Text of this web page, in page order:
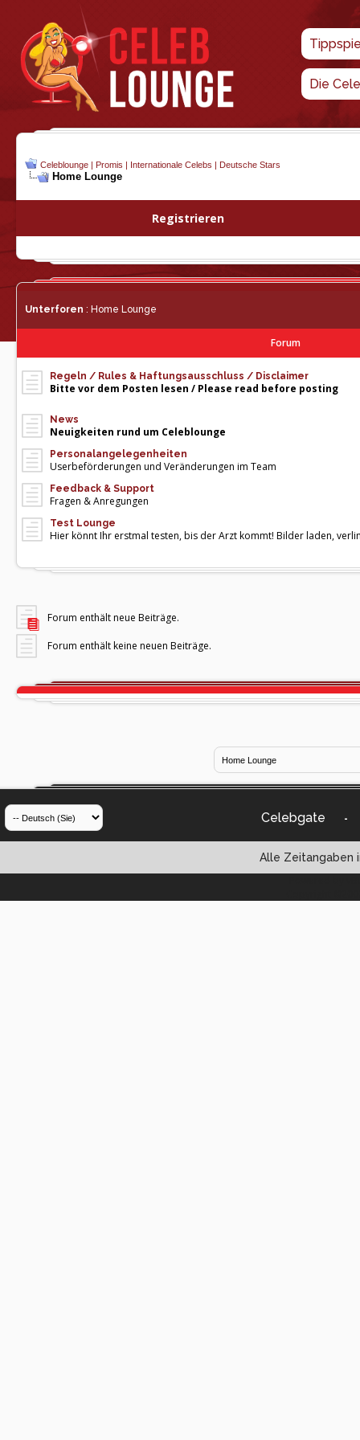
Die
Celeblounge | Promis | Internationale Celebs | Deutsche Stars
Home Lounge
Registrieren
Unterforen : Home Lounge
Forum
Regeln / Rules & Haftungsausschluss / Disclaimer
Bitte vor dem Posten lesen / Please read before posting
News
Neuigkeiten rund um Celeblounge
Personalangelegenheiten
Userbeförderungen und Veränderungen im Team
Feedback & Support
Fragen & Anregungen
Test Lounge
Hier könnt Ihr erstmal testen, bis der Arzt kommt! Bilder laden,
Forum enthält neue Beiträge.
Forum enthält keine neuen Beiträge.
Celebgate -
Alle Zeitangaben